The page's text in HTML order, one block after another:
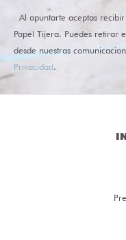
Al apuntarte aceptas
Papel Tijera. Puedes retirar
desde nuestras
Privacidad.